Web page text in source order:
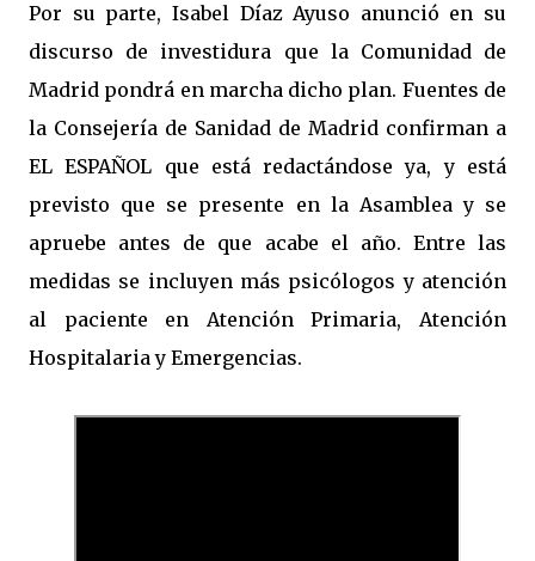
Por su parte, Isabel Díaz Ayuso anunció en su
discurso de investidura que la Comunidad de
Madrid pondrá en marcha dicho plan. Fuentes de
la Consejería de Sanidad de Madrid confirman a
EL ESPAÑOL que está redactándose ya, y está
previsto que se presente en la Asamblea y se
apruebe antes de que acabe el año. Entre las
medidas se incluyen más psicólogos y atención
al paciente en Atención Primaria, Atención
Hospitalaria y Emergencias.